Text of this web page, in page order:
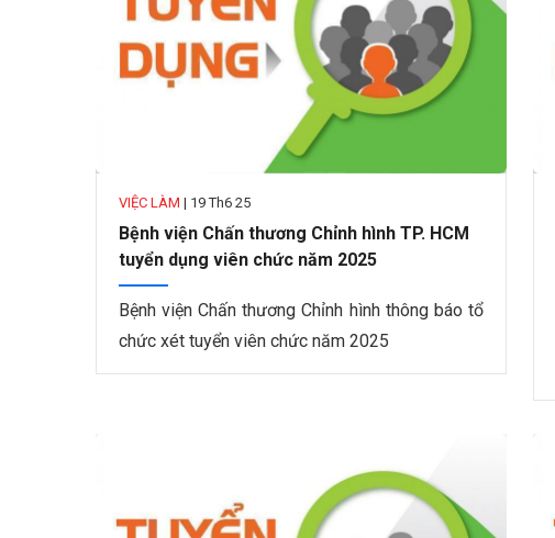
VIỆC LÀM | 19 Th6 25
Bệnh viện Chấn thương Chỉnh hình TP. HCM
tuyển dụng viên chức năm 2025
Bệnh viện Chấn thương Chỉnh hình thông báo tổ
chức xét tuyển viên chức năm 2025